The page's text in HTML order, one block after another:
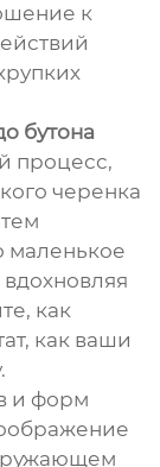
к
бутона
процесс,
черенка
маленькое
как
как ваши
и форм